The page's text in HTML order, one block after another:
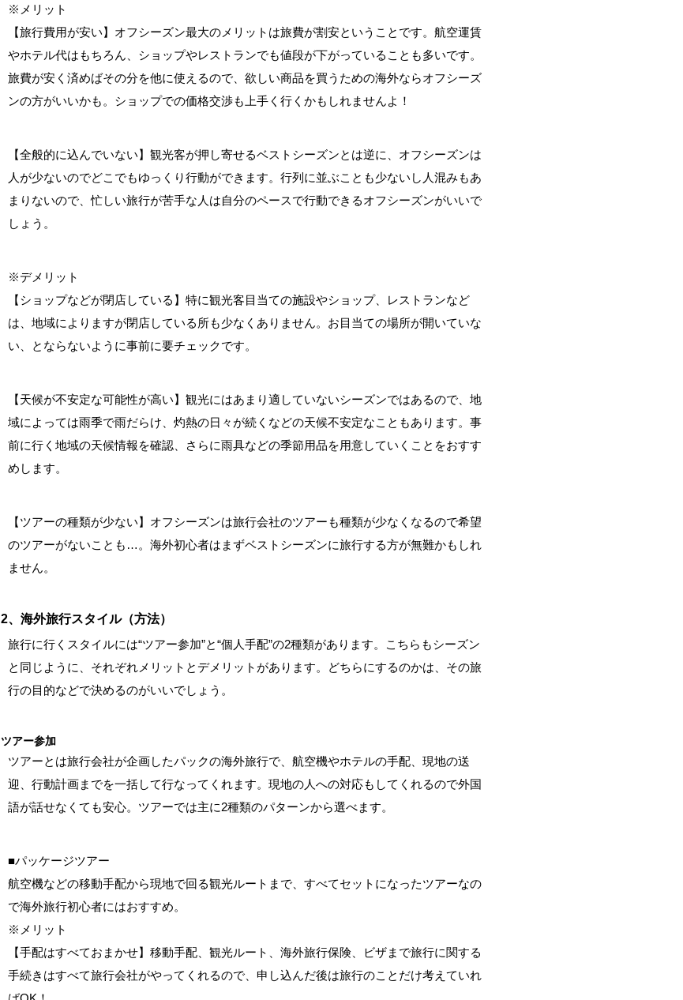
※メリット
【旅行費用が安い】オフシーズン最大のメリットは旅費が割安ということです。航空運賃
やホテル代はもちろん、ショップやレストランでも値段が下がっていることも多いです。
旅費が安く済めばその分を他に使えるので、欲しい商品を買うための海外ならオフシーズ
ンの方がいいかも。ショップでの価格交渉も上手く行くかもしれませんよ！
【全般的に込んでいない】観光客が押し寄せるベストシーズンとは逆に、オフシーズンは
人が少ないのでどこでもゆっくり行動ができます。行列に並ぶことも少ないし人混みもあ
まりないので、忙しい旅行が苦手な人は自分のペースで行動できるオフシーズンがいいで
しょう。
※デメリット
【ショップなどが閉店している】特に観光客目当ての施設やショップ、レストランなど
は、地域によりますが閉店している所も少なくありません。お目当ての場所が開いていな
い、とならないように事前に要チェックです。
【天候が不安定な可能性が高い】観光にはあまり適していないシーズンではあるので、地
域によっては雨季で雨だらけ、灼熱の日々が続くなどの天候不安定なこともあります。事
前に行く地域の天候情報を確認、さらに雨具などの季節用品を用意していくことをおすす
めします。
【ツアーの種類が少ない】オフシーズンは旅行会社のツアーも種類が少なくなるので希望
のツアーがないことも…。海外初心者はまずベストシーズンに旅行する方が無難かもしれ
ません。
2、海外旅行スタイル（方法）
旅行に行くスタイルには“ツアー参加”と“個人手配”の2種類があります。こちらもシーズン
と同じように、それぞれメリットとデメリットがあります。どちらにするのかは、その旅
行の目的などで決めるのがいいでしょう。
ツアー参加
ツアーとは旅行会社が企画したパックの海外旅行で、航空機やホテルの手配、現地の送
迎、行動計画までを一括して行なってくれます。現地の人への対応もしてくれるので外国
語が話せなくても安心。ツアーでは主に2種類のパターンから選べます。
■パッケージツアー
航空機などの移動手配から現地で回る観光ルートまで、すべてセットになったツアーなの
で海外旅行初心者にはおすすめ。
※メリット
【手配はすべておまかせ】移動手配、観光ルート、海外旅行保険、ビザまで旅行に関する
手続きはすべて旅行会社がやってくれるので、申し込んだ後は旅行のことだけ考えていれ